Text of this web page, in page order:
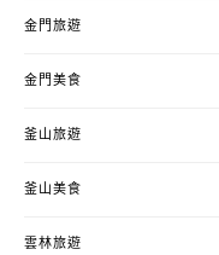
金門旅遊
金門美食
釜山旅遊
釜山美食
雲林旅遊